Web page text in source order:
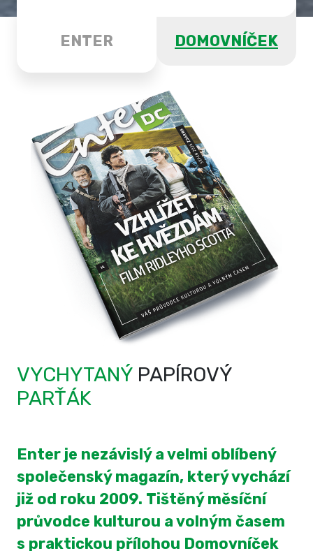
ENTER DOMOVNÍČEK
VYCHYTANÝ PAPÍROVÝ
PARŤÁK
Enter je nezávislý a velmi oblíbený
společenský magazín, který vychází
již od roku 2009. Tištěný měsíční
průvodce kulturou a volným časem
s praktickou přílohou Domovníček